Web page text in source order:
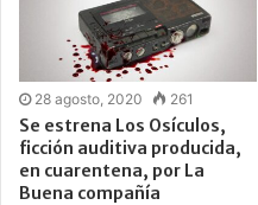
28 agosto, 2020 261
Se estrena Los Osículos,
ficción auditiva producida,
en cuarentena, por La
Buena compañía